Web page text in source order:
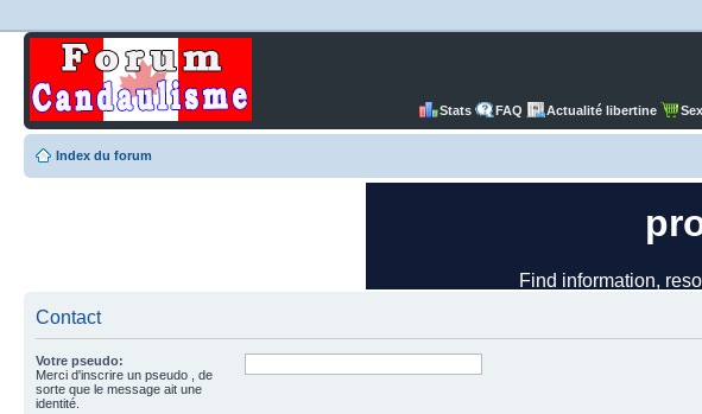
Stats FAQ Actualité libertine
Index du forum
Contact
Votre pseudo:
Merci d'inscrire un pseudo , de
sorte que le message ait une
identité.